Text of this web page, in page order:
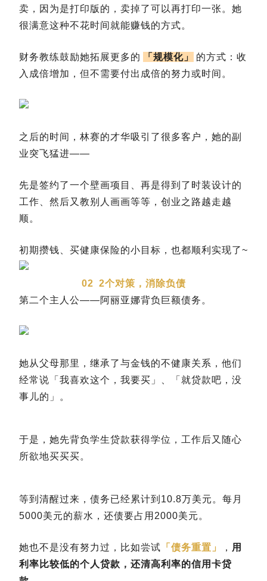
卖，因为是打印版的，卖掉了可以再打印一张。她
很满意这种不花时间就能赚钱的方式。
财务教练鼓励她拓展更多的 「规模化」
的方式：收
入成倍增加，但不需要付出成倍的努力或时间。
之后的时间，林赛的才华吸引了很多客户，她的副
业突飞猛进——
先是签约了一个壁画项目、再是得到了时装设计的
工作、然后又教别人画画等等，创业之路越走越
顺。
初期攒钱、买健康保险的小目标，也都顺利实现了~
02 2个对策，消除负债
第二个主人公——阿丽亚娜背负巨额债务。
她从父母那里，继承了与金钱的不健康关系，他们
经常说「我喜欢这个，我要买」、「就贷款吧，没
事儿的」。
于是，她先背负学生贷款获得学位，工作后又随心
所欲地买买买。
等到清醒过来，债务已经累计到10.8万美元。每月
5000美元的薪水，还债要占用2000美元。
她也不是没有努力过，比如尝试 「债务重置」 ， 用
利率比较低的个人贷款，还清高利率的信用卡贷